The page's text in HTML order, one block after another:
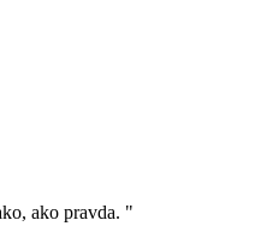
ako pravda. "